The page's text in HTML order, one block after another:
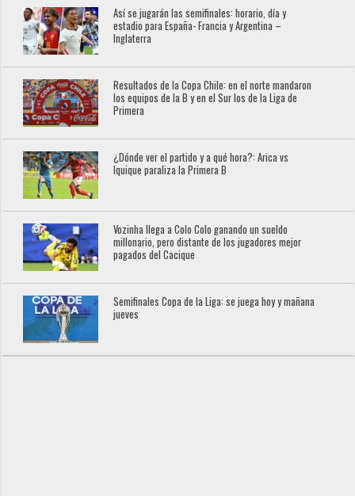
Así se jugarán las semifinales: horario, día y
estadio para España- Francia y Argentina –
Inglaterra
Resultados de la Copa Chile: en el norte mandaron
los equipos de la B y en el Sur los de la Liga de
Primera
¿Dónde ver el partido y a qué hora?: Arica vs
Iquique paraliza la Primera B
Vozinha llega a Colo Colo ganando un sueldo
millonario, pero distante de los jugadores mejor
pagados del Cacique
Semifinales Copa de la Liga: se juega hoy y mañana
jueves